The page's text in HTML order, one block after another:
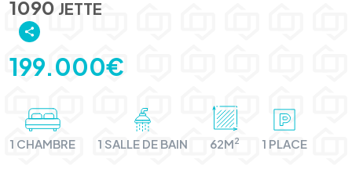
1090 JETTE
199.000€
1 CHAMBRE 1 SALLE DE BAIN 62M2 1 PLACE